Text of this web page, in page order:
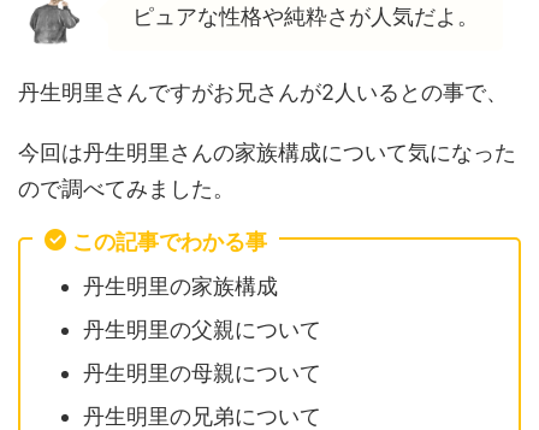
ピュアな性格や純粋さが人気だよ。
丹生明里さんですがお兄さんが2人いるとの事で、
今回は丹生明里さんの家族構成について気になった
ので調べてみました。
この記事でわかる事
丹生明里の家族構成
丹生明里の父親について
丹生明里の母親について
丹生明里の兄弟について